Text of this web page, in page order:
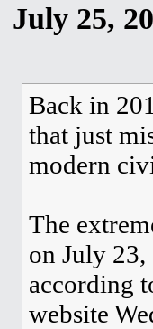
July 25,
Back in
that just
modern
The
on July
according
website